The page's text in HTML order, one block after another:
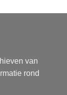
van
rond